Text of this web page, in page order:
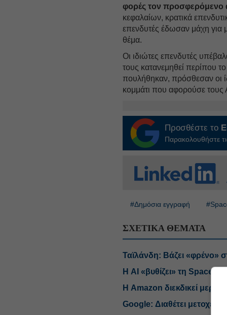
φορές τον προσφερόμενο
κεφαλαίων, κρατικά
επενδυτές έδωσαν μάχη για
θέμα.
Οι ιδιώτες επενδυτές
τους κατανεμηθεί περίπου
πουλήθηκαν, πρόσθεσαν οι
κομμάτι που αφορούσε τους
Προσθέστε το
Παρακολουθήστε
#Δημόσια εγγραφή
ΣΧΕΤΙΚΑ ΘΕΜΑΤΑ
Ταϊλάνδη: Βάζει «φρένο»
Η AI «βυθίζει» τη SpaceX,
Η Amazon διεκδικεί
Google: Διαθέτει μετοχές